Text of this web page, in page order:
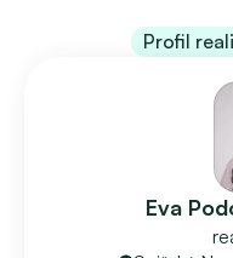
Profil
Eva